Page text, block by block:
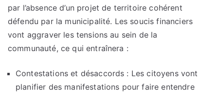
par l’absence d’un projet de territoire cohérent
défendu par la municipalité. Les soucis financiers
vont aggraver les tensions au sein de la
communauté, ce qui entraînera :
Contestations et désaccords : Les citoyens vont
planifier des manifestations pour faire entendre